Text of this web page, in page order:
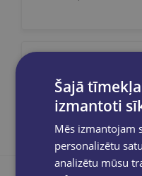
Šajā
izmantoti
Mēs izmantojam
personalizētu
analizētu mūsu